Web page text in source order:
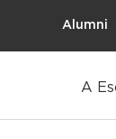
Alumni
A